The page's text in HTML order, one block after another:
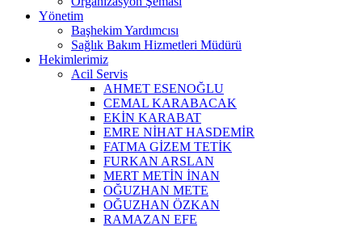
Yönetim
Başhekim Yardımcısı
Sağlık Bakım Hizmetleri Müdürü
Hekimlerimiz
Acil Servis
AHMET ESENOĞLU
CEMAL KARABACAK
EKİN KARABAT
EMRE NİHAT HASDEMİR
FATMA GİZEM TETİK
FURKAN ARSLAN
MERT METİN İNAN
OĞUZHAN METE
OĞUZHAN ÖZKAN
RAMAZAN EFE